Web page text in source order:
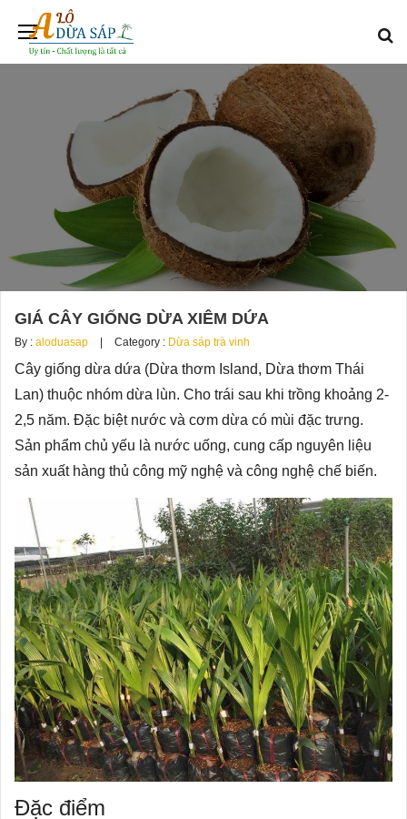
GIÁ CÂY GIỐNG DỪA XIÊM DỨA
By : aloduasap Category : Dừa sáp trà vinh
Cây giống dừa dứa (Dừa thơm Island, Dừa thơm Thái
Lan) thuộc nhóm dừa lùn. Cho trái sau khi trồng khoảng 2-
2,5 năm. Đặc biệt nước và cơm dừa có mùi đặc trưng.
Sản phẩm chủ yếu là nước uống, cung cấp nguyên liệu
sản xuất hàng thủ công mỹ nghệ và công nghệ chế biến.
Đặc điểm